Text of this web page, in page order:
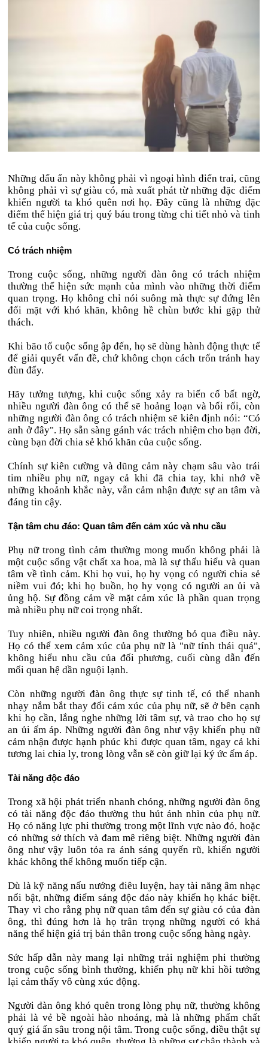
Những dấu ấn này không phải vì ngoại hình điển trai, cũng
không phải vì sự giàu có, mà xuất phát từ những đặc điểm
khiến người ta khó quên nơi họ. Đây cũng là những đặc
điểm thể hiện giá trị quý báu trong từng chi tiết nhỏ và tinh
tế của cuộc sống.
Có trách nhiệm
Trong cuộc sống, những người đàn ông có trách nhiệm
thường thể hiện sức mạnh của mình vào những thời điểm
quan trọng. Họ không chỉ nói suông mà thực sự đứng lên
đối mặt với khó khăn, không hề chùn bước khi gặp thử
thách.
Khi bão tố cuộc sống ập đến, họ sẽ dùng hành động thực tế
để giải quyết vấn đề, chứ không chọn cách trốn tránh hay
đùn đẩy.
Hãy tưởng tượng, khi cuộc sống xảy ra biến cố bất ngờ,
nhiều người đàn ông có thể sẽ hoảng loạn và bối rối, còn
những người đàn ông có trách nhiệm sẽ kiên định nói: “Có
anh ở đây". Họ sẵn sàng gánh vác trách nhiệm cho bạn đời,
cùng bạn đời chia sẻ khó khăn của cuộc sống.
Chính sự kiên cường và dũng cảm này chạm sâu vào trái
tim nhiều phụ nữ, ngay cả khi đã chia tay, khi nhớ về
những khoảnh khắc này, vẫn cảm nhận được sự an tâm và
đáng tin cậy.
Tận tâm chu đáo: Quan tâm đến cảm xúc và nhu cầu
Phụ nữ trong tình cảm thường mong muốn không phải là
một cuộc sống vật chất xa hoa, mà là sự thấu hiểu và quan
tâm về tình cảm. Khi họ vui, họ hy vọng có người chia sẻ
niềm vui đó; khi họ buồn, họ hy vọng có người an ủi và
ủng hộ. Sự đồng cảm về mặt cảm xúc là phần quan trọng
mà nhiều phụ nữ coi trọng nhất.
Tuy nhiên, nhiều người đàn ông thường bỏ qua điều này.
Họ có thể xem cảm xúc của phụ nữ là "nữ tính thái quá",
không hiểu nhu cầu của đối phương, cuối cùng dẫn đến
mối quan hệ dần nguội lạnh.
Còn những người đàn ông thực sự tinh tế, có thể nhanh
nhạy nắm bắt thay đổi cảm xúc của phụ nữ, sẽ ở bên cạnh
khi họ cần, lắng nghe những lời tâm sự, và trao cho họ sự
an ủi ấm áp. Những người đàn ông như vậy khiến phụ nữ
cảm nhận được hạnh phúc khi được quan tâm, ngay cả khi
tương lai chia ly, trong lòng vẫn sẽ còn giữ lại ký ức ấm áp.
Tài năng độc đáo
Trong xã hội phát triển nhanh chóng, những người đàn ông
có tài năng độc đáo thường thu hút ánh nhìn của phụ nữ.
Họ có năng lực phi thường trong một lĩnh vực nào đó, hoặc
có những sở thích và đam mê riêng biệt. Những người đàn
ông như vậy luôn tỏa ra ánh sáng quyến rũ, khiến người
khác không thể không muốn tiếp cận.
Dù là kỹ năng nấu nướng điêu luyện, hay tài năng âm nhạc
nổi bật, những điểm sáng độc đáo này khiến họ khác biệt.
Thay vì cho rằng phụ nữ quan tâm đến sự giàu có của đàn
ông, thì đúng hơn là họ trân trọng những người có khả
năng thể hiện giá trị bản thân trong cuộc sống hàng ngày.
Sức hấp dẫn này mang lại những trải nghiệm phi thường
trong cuộc sống bình thường, khiến phụ nữ khi hồi tưởng
lại cảm thấy vô cùng xúc động.
Người đàn ông khó quên trong lòng phụ nữ, thường không
phải là vẻ bề ngoài hào nhoáng, mà là những phẩm chất
quý giá ẩn sâu trong nội tâm. Trong cuộc sống, điều thật sự